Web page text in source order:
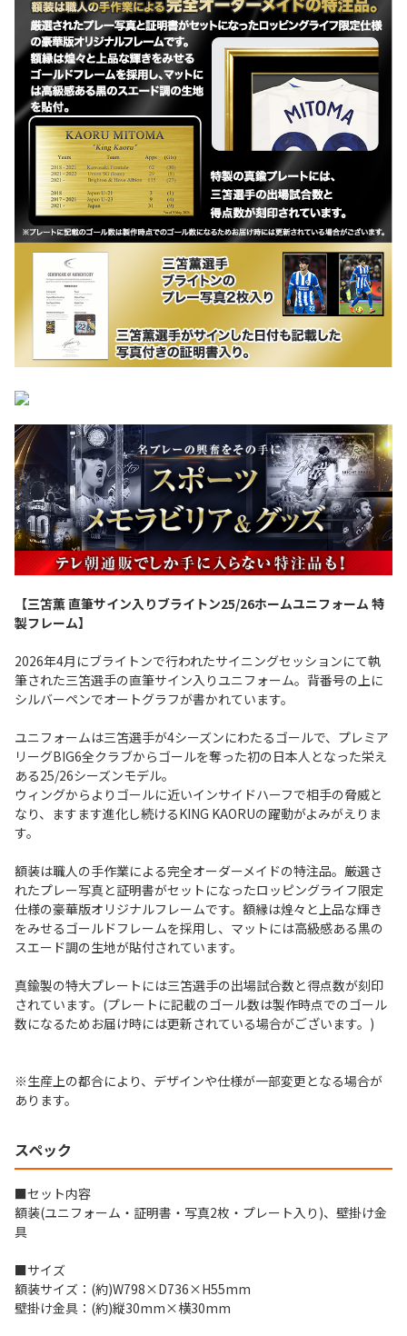
【三笘薫 直筆サイン入りブライトン25/26ホームユニフォーム 特
製フレーム】
2026年4月にブライトンで行われたサイニングセッションにて執
筆された三笘選手の直筆サイン入りユニフォーム。背番号の上に
シルバーペンでオートグラフが書かれています。
ユニフォームは三笘選手が4シーズンにわたるゴールで、プレミア
リーグBIG6全クラブからゴールを奪った初の日本人となった栄え
ある25/26シーズンモデル。
ウィングからよりゴールに近いインサイドハーフで相手の脅威と
なり、ますます進化し続けるKING KAORUの躍動がよみがえりま
す。
額装は職人の手作業による完全オーダーメイドの特注品。厳選さ
れたプレー写真と証明書がセットになったロッピングライフ限定
仕様の豪華版オリジナルフレームです。額縁は煌々と上品な輝き
をみせるゴールドフレームを採用し、マットには高級感ある黒の
スエード調の生地が貼付されています。
真鍮製の特大プレートには三笘選手の出場試合数と得点数が刻印
されています。(プレートに記載のゴール数は製作時点でのゴール
数になるためお届け時には更新されている場合がございます。)
※生産上の都合により、デザインや仕様が一部変更となる場合が
あります。
スペック
■セット内容
額装(ユニフォーム・証明書・写真2枚・プレート入り)、壁掛け金
具
■サイズ
額装サイズ：(約)W798×D736×H55mm
壁掛け金具：(約)縦30mm×横30mm